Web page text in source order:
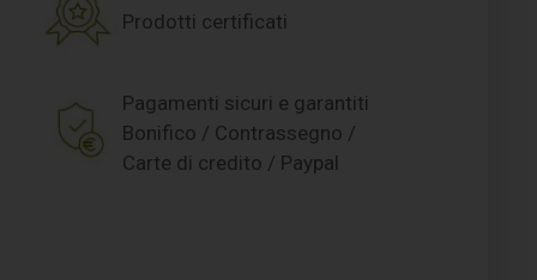
Prodotti certificati
Pagamenti sicuri e garantiti
Bonifico / Contrassegno /
Carte di credito / Paypal